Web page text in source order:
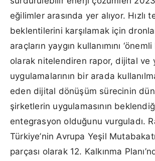
eğilimler arasında yer alıyor. Hızlı
beklentilerini karşılamak için
araçların yaygın kullanımını
olarak nitelendiren rapor, dijital ve
uygulamalarının bir arada
eden dijital dönüşüm sürecinin
şirketlerin uygulamasının
entegrasyon olduğunu vurguladı.
Türkiye’nin Avrupa Yeşil
parçası olarak 12. Kalkınma